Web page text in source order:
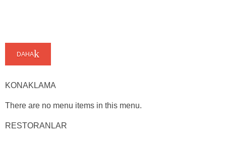
DAHA
KONAKLAMA
There are no menu items in this menu.
RESTORANLAR